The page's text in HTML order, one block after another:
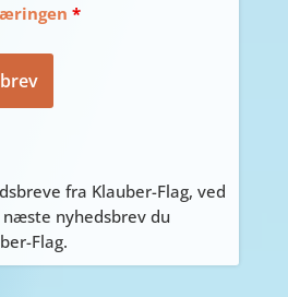
*
fra Klauber-Flag, ved
nyhedsbrev du
Flag.